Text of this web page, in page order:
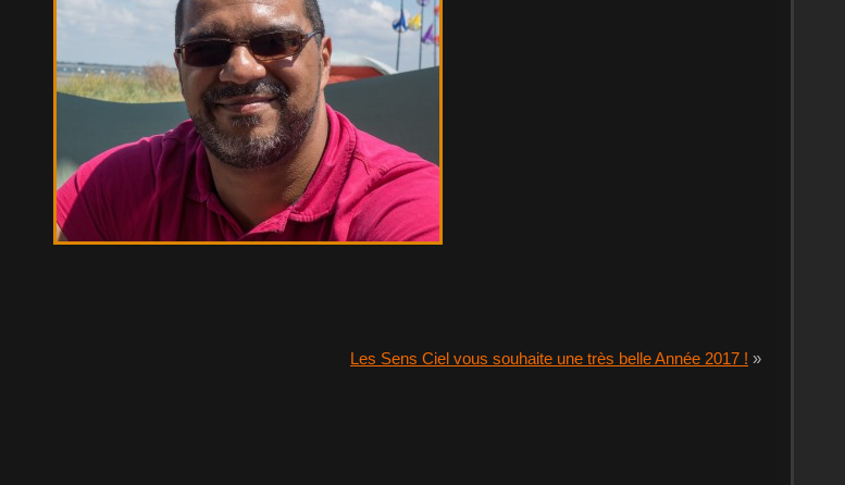
Les Sens Ciel vous souhaite une très belle Année 2017 ! »